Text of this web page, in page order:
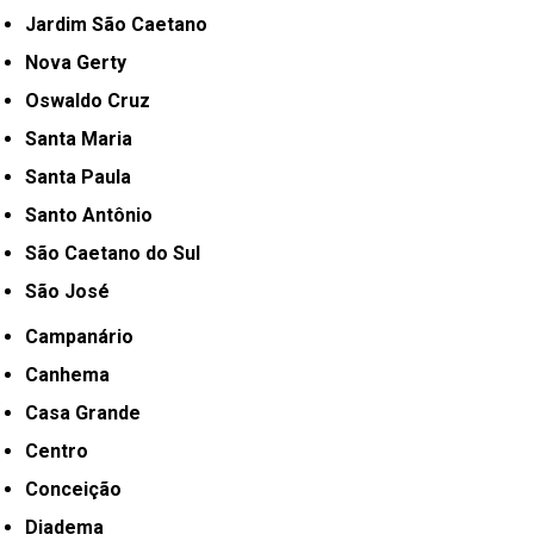
Jardim São Caetano
Nova Gerty
Oswaldo Cruz
Santa Maria
Santa Paula
Santo Antônio
São Caetano do Sul
São José
Campanário
Canhema
Casa Grande
Centro
Conceição
Diadema